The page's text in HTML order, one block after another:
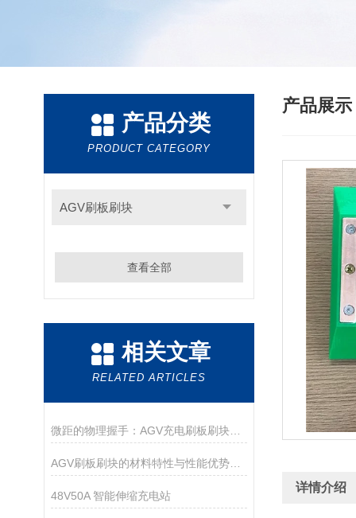
产品分类
PRODUCT CATEGORY
AGV刷板刷块
查看全部
相关文章
RELATED ARTICLES
微距的物理握手：AGV充电刷板刷块的材料力学与传导艺术
AGV刷板刷块的材料特性与性能优势解析
48V50A 智能伸缩充电站
产品展示
详情介绍